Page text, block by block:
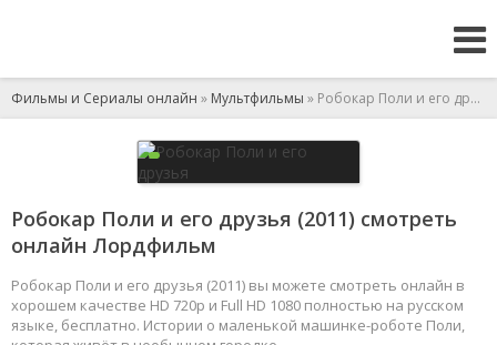
Фильмы и Сериалы онлайн » Мультфильмы » Робокар Поли и его друзья
Робокар Поли и его друзья (2011) смотреть
онлайн Лордфильм
Робокар Поли и его друзья (2011) вы можете смотреть онлайн в
хорошем качестве HD 720p и Full HD 1080 полностью на русском
языке, бесплатно. Истории о маленькой машинке-роботе Поли,